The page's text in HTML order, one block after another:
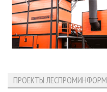
ПРОЕКТЫ ЛЕСПРОМИНФОРМ